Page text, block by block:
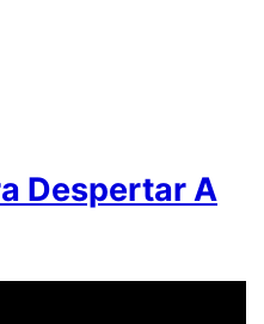
Despertar A